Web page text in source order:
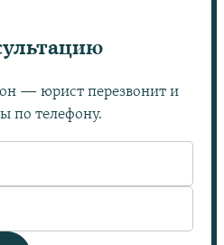
— юрист перезвонит и
по телефону.